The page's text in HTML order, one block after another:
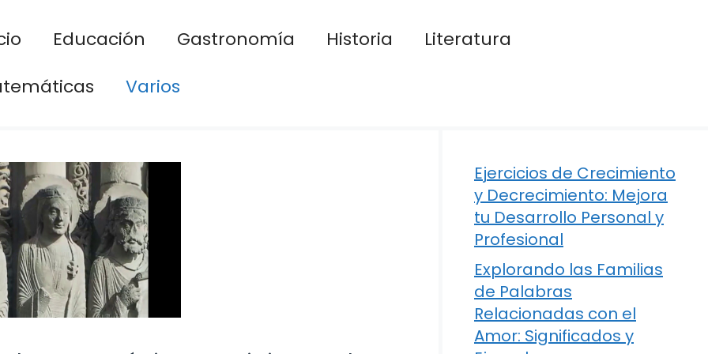
Educación Gastronomía Historia
Literatura
Varios
Ejercicios de Crecimiento
y Decrecimiento: Mejora
tu Desarrollo Personal y
Profesional
Explorando las Familias
de Palabras
Relacionadas con el
Amor: Significados y